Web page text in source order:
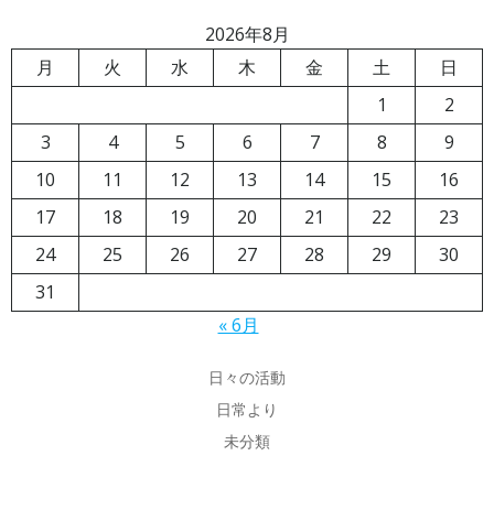
2026年8月
月
火 水 木 金 土
日
1
2
3
4 5 6 7 8
9
10
11 12 13 14 15
16
17
18 19 20 21 22
23
24
25 26 27 28 29
30
31
« 6月
日々の活動
日常より
未分類